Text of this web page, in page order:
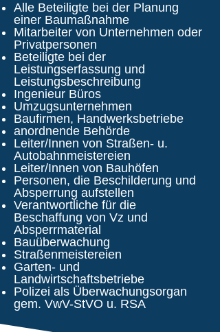
Alle Beteiligte bei der Planung
einer Baumaßnahme
Mitarbeiter von Unternehmen oder
Privatpersonen
Beteiligte bei der
Leistungserfassung und
Leistungsbeschreibung
Ingenieur Büros
Umzugsunternehmen
Baufirmen, Handwerksbetriebe
anordnende Behörde
Leiter/Innen von Straßen- u.
Autobahnmeistereien
Leiter/Innen von Bauhöfen
Personen, die Beschilderung und
Absperrung aufstellen
Verantwortliche für die
Beschaffung von Vz und
Absperrmaterial
Bauüberwachung
Straßenmeistereien
Garten- und
Landwirtschaftsbetriebe
Polizei als Überwachungsorgan
gem. VwV-StVO u. RSA